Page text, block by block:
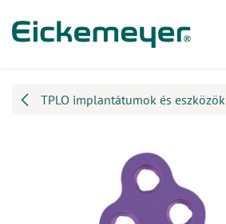
TPLO implantátumok és eszközök